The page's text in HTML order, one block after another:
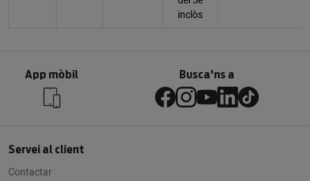
inclòs
App mòbil Busca'ns a
Servei al client
Contactar